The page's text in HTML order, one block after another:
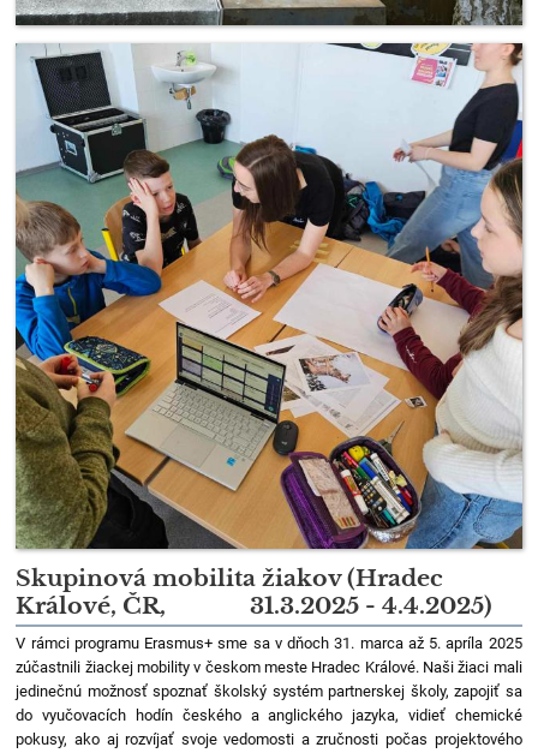
Skupinová mobilita žiakov (Hradec
Králové, ČR, 31.3.2025 - 4.4.2025)
V rámci programu Erasmus+ sme sa v dňoch 31. marca až 5. apríla 2025
zúčastnili žiackej mobility v českom meste Hradec Králové. Naši žiaci mali
jedinečnú možnosť spoznať školský systém partnerskej školy, zapojiť sa
do vyučovacích hodín českého a anglického jazyka, vidieť chemické
pokusy, ako aj rozvíjať svoje vedomosti a zručnosti počas projektového